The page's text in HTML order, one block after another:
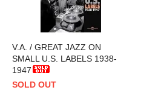
V.A. / GREAT JAZZ ON
SMALL U.S. LABELS 1938-
1947
SOLD OUT